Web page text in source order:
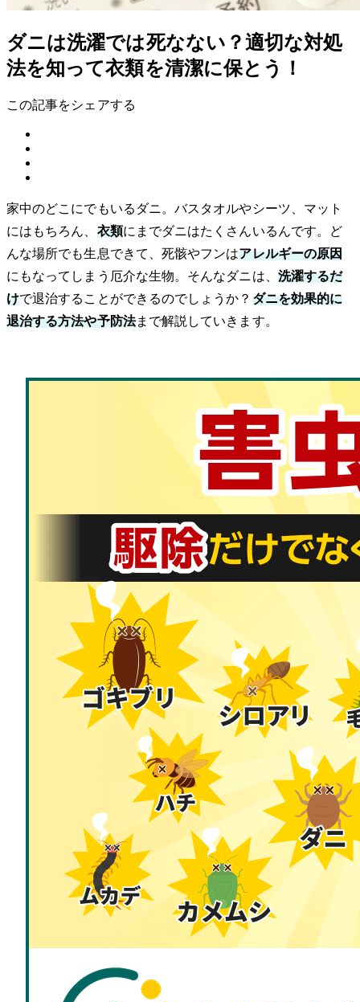
ダニは洗濯では死なない？適切な対処
法を知って衣類を清潔に保とう！
この記事をシェアする
家中のどこにでもいるダニ。バスタオルやシーツ、マット
にはもちろん、 衣類にまでダニはたくさんいるんです。ど
んな場所でも生息できて、死骸やフンはアレルギーの原因
にもなってしまう厄介な生物。そんなダニは、 洗濯するだ
けで退治することができるのでしょうか？ ダニを効果的に
退治する方法や予防法まで解説していきます。